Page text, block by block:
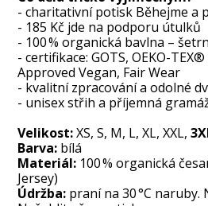
- charitativní potisk Běhejme a
- 185 Kč jde na podporu útulků
- 100 % organická bavlna –
- certifikace: GOTS, OEKO-
Approved Vegan, Fair Wear
- kvalitní zpracování a odolné
- unisex střih a příjemná
Velikost:XS, S, M, L, XL, XXL,
Barva: bílá
Materiál: 100 % organická
Jersey)
Údržba: praní na 30 °C naruby.